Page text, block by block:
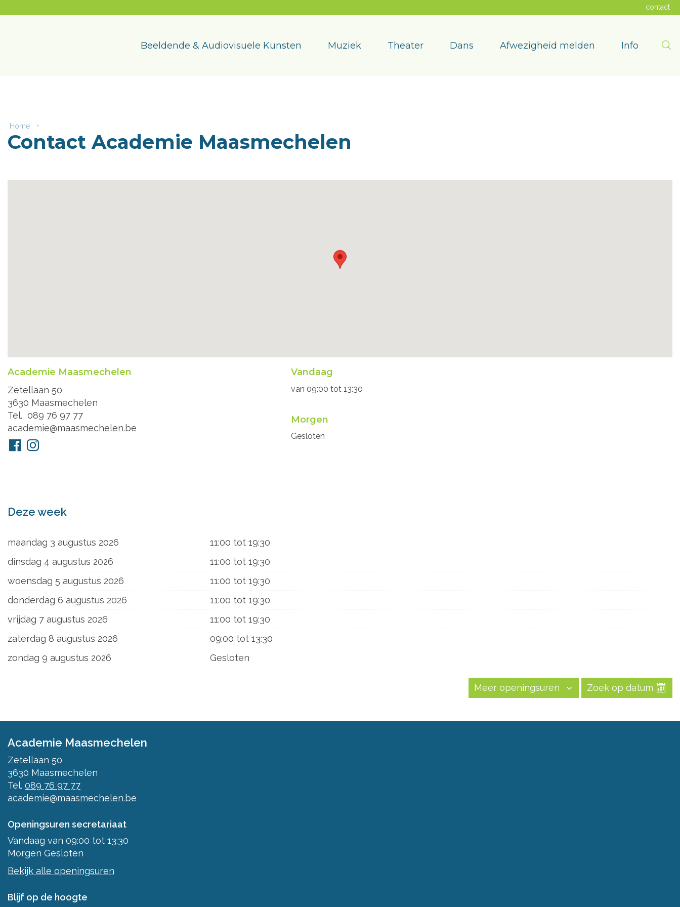
content
Beeldende & Audiovisuele Kunsten Muziek Theater Dans Afwezigheid melden Info
contact
Home
Academie
Maasmechelen
Contact Academie Maasmechelen
Academie Maasmechelen
Adres
Zetellaan 50
3630 Maasmechelen
Tel.
089 76 97 77
E-
mail
academie@maasmechelen.be
Volg
ons
FacebookInstagram
Openingsuren
Vandaag
van 09:00 tot 13:30
Morgen
Gesloten
Deze week
maandag 3 augustus 2026 11:00 tot 19:30
dinsdag 4 augustus 2026
11:00 tot 19:30
woensdag 5 augustus 2026
11:00 tot 19:30
donderdag 6 augustus 2026
11:00 tot 19:30
vrijdag 7 augustus 2026
11:00 tot 19:30
zaterdag 8 augustus 2026
09:00 tot 13:30
zondag 9 augustus 2026
Gesloten
Meer openingsuren Zoek op datum
Academie Maasmechelen
Zetellaan 50
3630 Maasmechelen
Tel. 089 76 97 77
academie@maasmechelen.be
Openingsuren secretariaat
Vandaag van 09:00 tot 13:30
Morgen Gesloten
Bekijk alle openingsuren
Blijf op de hoogte